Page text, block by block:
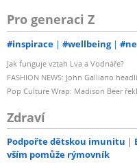
Pro generaci Z
#inspirace #wellbeing
Jak funguje vztah Lva a Vodnáře?
FASHION NEWS: John Galliano
Pop Culture Wrap: Madison Beer
Zdraví
Podpořte dětskou imunitu
vším pomůže rýmovník